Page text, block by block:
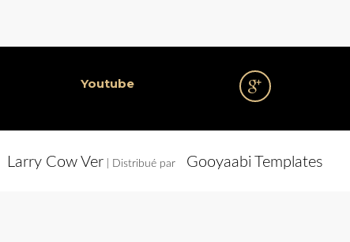
Youtube
Larry Cow Ver| Distribué par Gooyaabi Templates